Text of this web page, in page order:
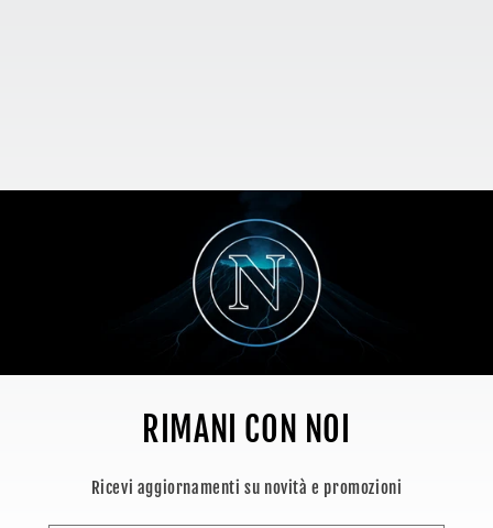
RIMANI CON NOI
Ricevi aggiornamenti su novità e promozioni